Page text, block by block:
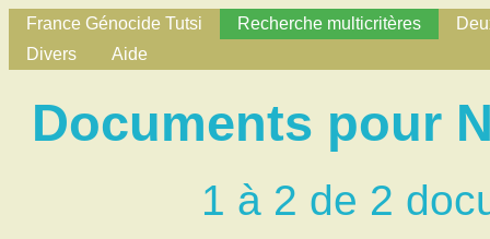
France Génocide Tutsi Recherche multicritères
Divers
Aide
Documents pour
1 à 2 de 2